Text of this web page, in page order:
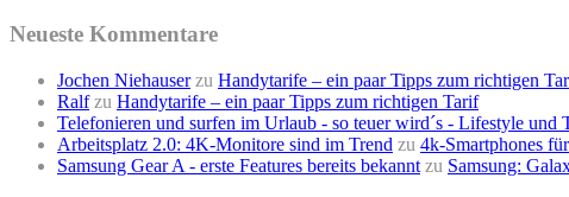
Neueste Kommentare
Jochen Niehauserzu Handytarife – ein paar Tipps zum richtigen
Ralfzu Handytarife – ein paar Tipps zum richtigen Tarif
Telefonieren und surfen im Urlaub - so teuer wird´s - Lifestyle und
Arbeitsplatz 2.0: 4K-Monitore sind im Trend zu 4k-Smartphones
Samsung Gear A - erste Features bereits bekannt zu Samsung: